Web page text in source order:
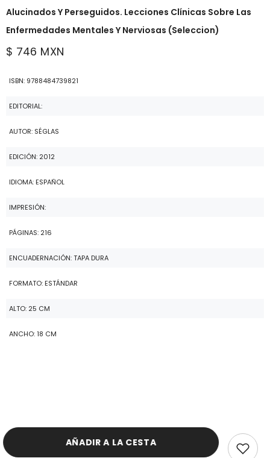
Alucinados Y Perseguidos. Lecciones Clínicas Sobre Las
Enfermedades Mentales Y Nerviosas (Seleccion)
$ 746 MXN
ISBN: 9788484739821
EDITORIAL:
AUTOR: SÉGLAS
EDICIÓN: 2012
IDIOMA: ESPAÑOL
IMPRESIÓN:
PÁGINAS: 216
ENCUADERNACIÓN: TAPA DURA
FORMATO: ESTÁNDAR
ALTO: 25 CM
ANCHO: 18 CM
AÑADIR A LA CESTA